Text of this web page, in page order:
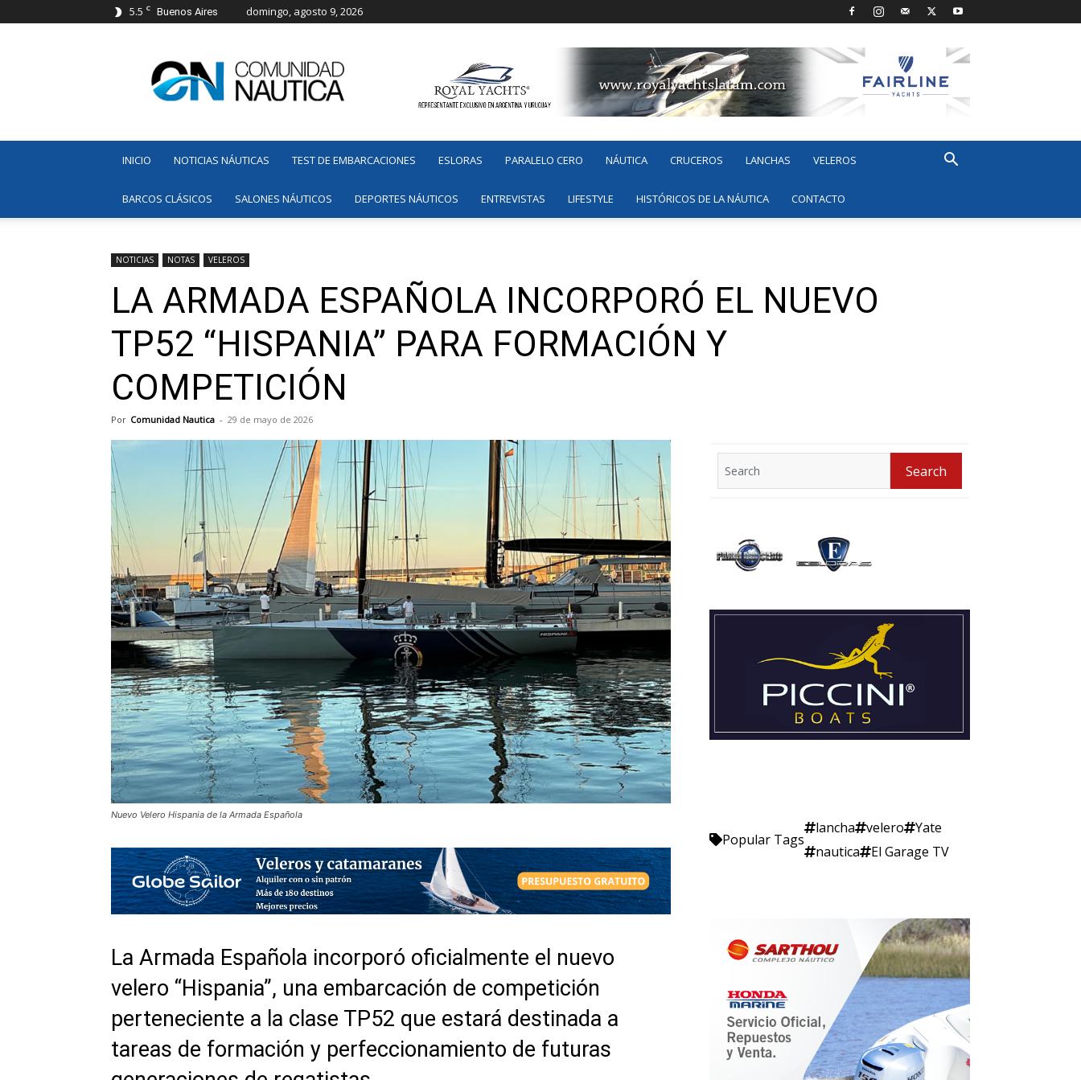
5.5 C Buenos Aires domingo, agosto 9, 2026
Náutica
INICIO NOTICIAS NÁUTICAS TEST DE EMBARCACIONES ESLORAS PARALELO CERO NÁUTICA CRUCEROS LANCHAS VELEROS
BARCOS CLÁSICOS SALONES NÁUTICOS DEPORTES NÁUTICOS ENTREVISTAS LIFESTYLE HISTÓRICOS DE LA NÁUTICA CONTACTO
NOTICIAS NOTAS VELEROS
LA ARMADA ESPAÑOLA INCORPORÓ EL NUEVO
TP52 “HISPANIA” PARA FORMACIÓN Y
COMPETICIÓN
Por Comunidad Nautica - 29 de mayo de 2026
Nuevo Velero Hispania de la Armada Española
La Armada Española incorporó oficialmente el nuevo
velero “Hispania”, una embarcación de competición
perteneciente a la clase TP52 que estará destinada a
tareas de formación y perfeccionamiento de futuras
for:
Search
Popular Tags
lancha velero
Yate
nautica
El Garage TV